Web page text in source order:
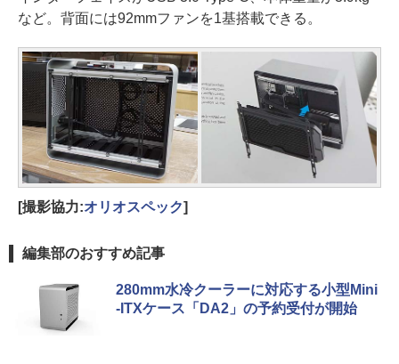
など。背面には92mmファンを1基搭載できる。
[撮影協力:オリオスペック]
編集部のおすすめ記事
280mm水冷クーラーに対応する小型Mini
-ITXケース「DA2」の予約受付が開始